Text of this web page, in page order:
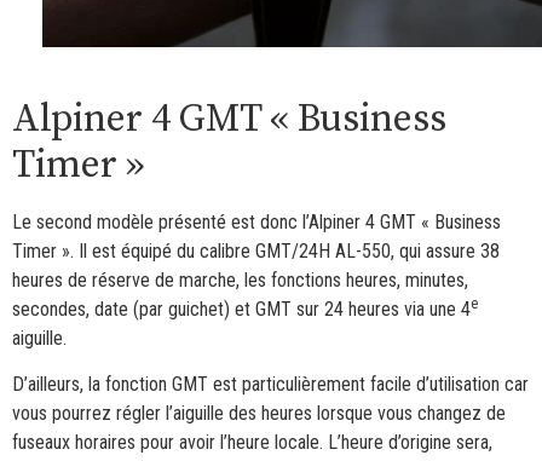
Alpiner 4 GMT « Business
Timer »
Le second modèle présenté est donc l’Alpiner 4 GMT « Business
Timer ». Il est équipé du calibre GMT/24H AL-550, qui assure 38
heures de réserve de marche, les fonctions heures, minutes,
secondes, date (par guichet) et GMT sur 24 heures via une 4e
aiguille.
D’ailleurs, la fonction GMT est particulièrement facile d’utilisation car
vous pourrez régler l’aiguille des heures lorsque vous changez de
fuseaux horaires pour avoir l’heure locale. L’heure d’origine sera,